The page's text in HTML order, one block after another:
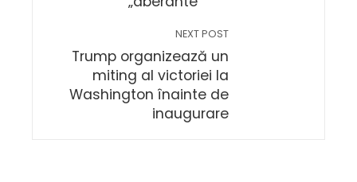
NEXT POST
Trump organizează un
miting al victoriei la
Washington înainte de
inaugurare